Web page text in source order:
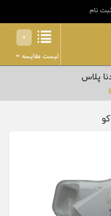
نام
0
لیست مقایسه
پلاس